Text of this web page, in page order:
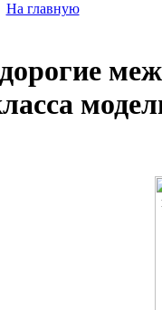
На главную